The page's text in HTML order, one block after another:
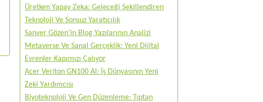
Üretken Yapay Zeka: Geleceği Şekillendiren
Teknoloji Ve Sonsuz Yaratıcılık
Sanver Gözen’in Blog Yazılarının Analizi
Metaverse Ve Sanal Gerçeklik: Yeni Dijital
Evrenler Kapımızı Çalıyor
Acer Veriton GN100 AI: İş Dünyasının Yeni
Zeki Yardımcısı
Biyoteknoloji Ve Gen Düzenleme: Tıptan